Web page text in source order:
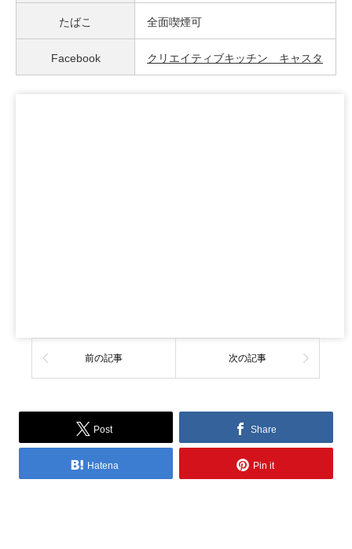
たばこ 全面喫煙可
Facebook クリエイティブキッチン キャスタ
前の記事 次の記事
Post Share
Hatena Pin it